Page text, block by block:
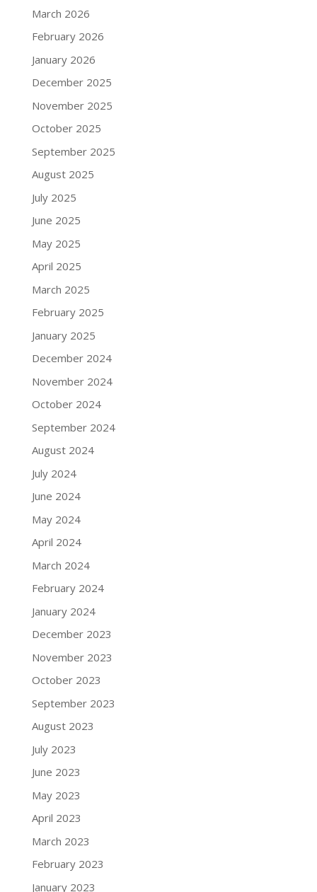
March 2026
February 2026
January 2026
December 2025
November 2025
October 2025
September 2025
August 2025
July 2025
June 2025
May 2025
April 2025
March 2025
February 2025
January 2025
December 2024
November 2024
October 2024
September 2024
August 2024
July 2024
June 2024
May 2024
April 2024
March 2024
February 2024
January 2024
December 2023
November 2023
October 2023
September 2023
August 2023
July 2023
June 2023
May 2023
April 2023
March 2023
February 2023
January 2023